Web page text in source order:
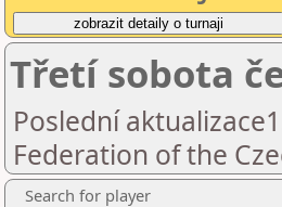
Třetí sobota
Poslední
Federation of the
Search for player